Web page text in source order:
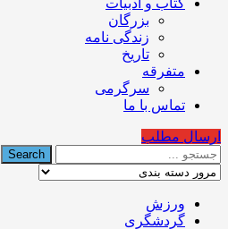
کتاب و ادبیات
بزرگان
زندگی نامه
تاریخ
متفرقه
سرگرمی
تماس با ما
ارسال مطلب
ورزش
گردشگری